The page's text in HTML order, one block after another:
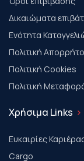
Δικαιώματα
Ενότητα
Πολιτική
Πολιτική Cookies
Πολιτική
Χρήσιμα Links
Ευκαιρίες
Cargo